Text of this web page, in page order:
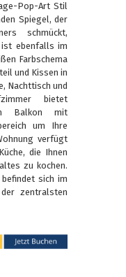
Pop-Art Stil
Spiegel, der
schmückt,
ist ebenfalls im
Farbschema
und Kissen in
Nachttisch und
bietet
Balkon mit
um Ihre
verfügt
die Ihnen
zu kochen.
befindet sich im
zentralsten